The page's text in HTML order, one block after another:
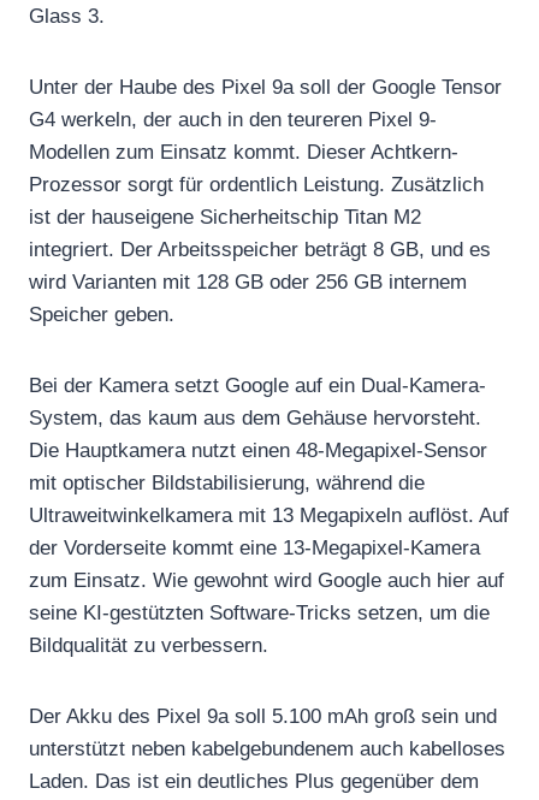
Glass 3.
Unter der Haube des Pixel 9a soll der Google Tensor
G4 werkeln, der auch in den teureren Pixel 9-
Modellen zum Einsatz kommt. Dieser Achtkern-
Prozessor sorgt für ordentlich Leistung. Zusätzlich
ist der hauseigene Sicherheitschip Titan M2
integriert. Der Arbeitsspeicher beträgt 8 GB, und es
wird Varianten mit 128 GB oder 256 GB internem
Speicher geben.
Bei der Kamera setzt Google auf ein Dual-Kamera-
System, das kaum aus dem Gehäuse hervorsteht.
Die Hauptkamera nutzt einen 48-Megapixel-Sensor
mit optischer Bildstabilisierung, während die
Ultraweitwinkelkamera mit 13 Megapixeln auflöst. Auf
der Vorderseite kommt eine 13-Megapixel-Kamera
zum Einsatz. Wie gewohnt wird Google auch hier auf
seine KI-gestützten Software-Tricks setzen, um die
Bildqualität zu verbessern.
Der Akku des Pixel 9a soll 5.100 mAh groß sein und
unterstützt neben kabelgebundenem auch kabelloses
Laden. Das ist ein deutliches Plus gegenüber dem